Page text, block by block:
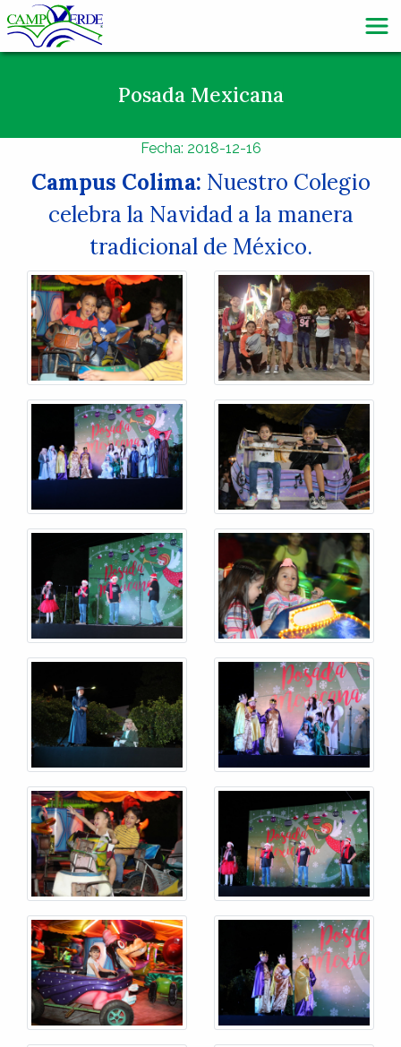
Posada Mexicana
Fecha: 2018-12-16
Campus Colima: Nuestro Colegio
celebra la Navidad a la manera
tradicional de México.